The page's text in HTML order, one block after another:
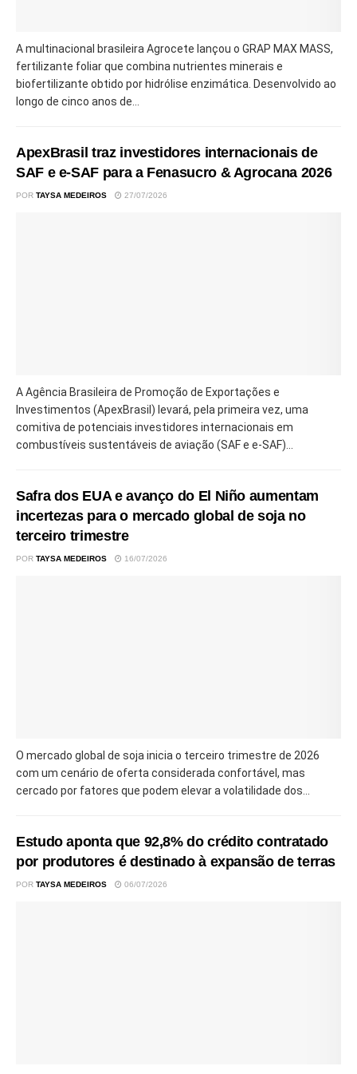
A multinacional brasileira Agrocete lançou o GRAP MAX MASS,
fertilizante foliar que combina nutrientes minerais e
biofertilizante obtido por hidrólise enzimática. Desenvolvido ao
longo de cinco anos de...
ApexBrasil traz investidores internacionais de
SAF e e-SAF para a Fenasucro & Agrocana 2026
POR TAYSA MEDEIROS 27/07/2026
A Agência Brasileira de Promoção de Exportações e
Investimentos (ApexBrasil) levará, pela primeira vez, uma
comitiva de potenciais investidores internacionais em
combustíveis sustentáveis de aviação (SAF e e-SAF)...
Safra dos EUA e avanço do El Niño aumentam
incertezas para o mercado global de soja no
terceiro trimestre
POR TAYSA MEDEIROS 16/07/2026
O mercado global de soja inicia o terceiro trimestre de 2026
com um cenário de oferta considerada confortável, mas
cercado por fatores que podem elevar a volatilidade dos...
Estudo aponta que 92,8% do crédito contratado
por produtores é destinado à expansão de terras
POR TAYSA MEDEIROS 06/07/2026